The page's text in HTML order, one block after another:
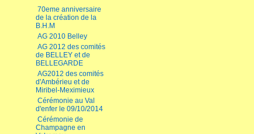
70eme anniversaire
de la création de la
B.H.M
AG 2010 Belley
AG 2012 des comités
de BELLEY et de
BELLEGARDE
AG2012 des comités
d'Ambérieu et de
Miribel-Meximieux
Cérémonie au Val
d'enfer le 09/10/2014
Cérémonie de
Champagne en